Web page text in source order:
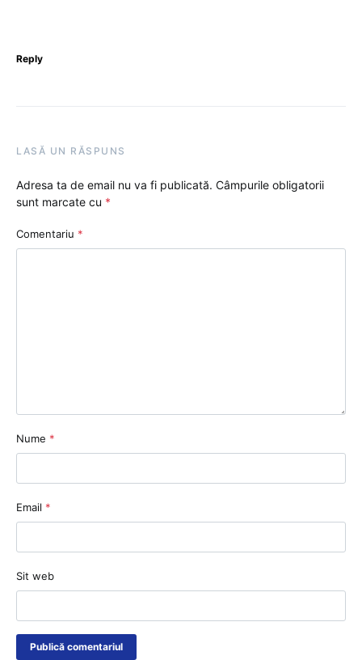
Reply
LASĂ UN RĂSPUNS
Adresa ta de email nu va fi publicată. Câmpurile obligatorii
sunt marcate cu *
Comentariu *
Nume *
Email *
Sit web